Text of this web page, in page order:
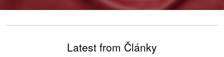
Latest from Články